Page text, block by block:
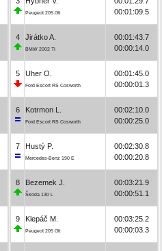
Peugeot 205 Gti
00:01:09.5
4 Jirátko A.
BMW 2002 TI
00:01:43.7
00:00:14.0
5 Uher O.
Ford Escort RS Cosworth
00:01:45.0
00:00:01.3
6 Kotrmon L.
Ford Escort RS Cosworth
00:02:10.0
00:00:25.0
7 Hustý P.
Mercedes-Benz 190 E
00:02:30.8
00:00:20.8
8 Bezemek J.
Škoda 130 L
00:03:21.9
00:00:51.1
9 Klepáč M.
Peugeot 205 Gti
00:03:25.2
00:00:03.3